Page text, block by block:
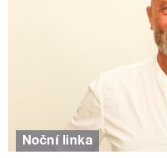
Noční linka